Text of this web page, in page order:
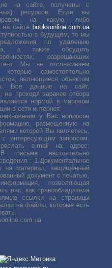
на сайте, получены с
ресурсов. Если вы
на какую либо
сайте booksonline.com.ua
в будущем, то мы
по удалению
а также обсудить
разрешающих
Мы не отслеживаем
которые самостоятельно
являющиеся объектом
Все данные на сайт,
не проходя заранее отбора
нормой в мировом
в сети интернет.
у Вас вопросов
размещенную на
которой Вы являетесь,
интересующим запросом.
е-mail на адрес:
письме настоятельно
: 1.Документальное
на материал, защищённый
документ с печатью,
позволяющая
вас, как правообладателя
ссылки на страницы
на файлы, которые есть